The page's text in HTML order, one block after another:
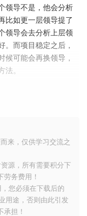
领导不是，他会分析
比如更一层领导提了
领导会去分析上层领
。而项目稳定之后，
候可能会再换领导，
。
我们要招聘一个技术
他介绍之前的项目做
。
进行添加修改删除，
至需要数据灰度。将
统，可能会用到工作
自然语言处理)技
来，仅供学习交流之
源，所有需要积分下
务费用！
您必须在下载后的
用途，否则由此引发
担！